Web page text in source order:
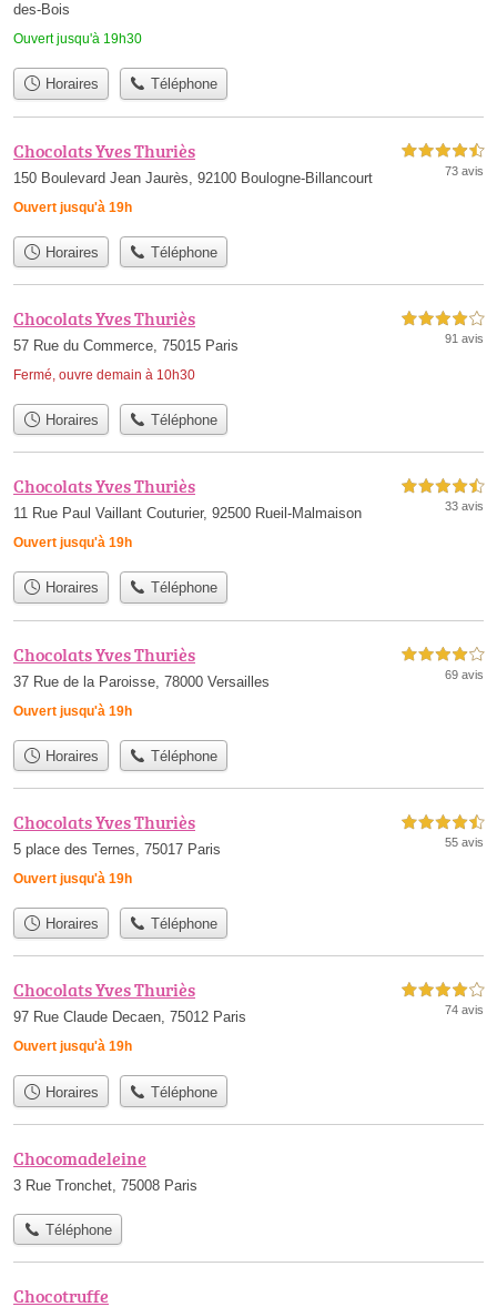
des-Bois
Ouvert jusqu'à 19h30
Horaires Téléphone
Chocolats Yves Thuriès
150 Boulevard Jean Jaurès, 92100 Boulogne-Billancourt
Ouvert jusqu'à 19h
4,5 étoiles sur 5
73 avis
Horaires Téléphone
Chocolats Yves Thuriès
57 Rue du Commerce, 75015 Paris
Fermé, ouvre demain à 10h30
4,0 étoiles sur 5
91 avis
Horaires Téléphone
Chocolats Yves Thuriès
11 Rue Paul Vaillant Couturier, 92500 Rueil-Malmaison
Ouvert jusqu'à 19h
4,5 étoiles sur 5
33 avis
Horaires Téléphone
Chocolats Yves Thuriès
37 Rue de la Paroisse, 78000 Versailles
Ouvert jusqu'à 19h
4,0 étoiles sur 5
69 avis
Horaires Téléphone
Chocolats Yves Thuriès
5 place des Ternes, 75017 Paris
Ouvert jusqu'à 19h
4,5 étoiles sur 5
55 avis
Horaires Téléphone
Chocolats Yves Thuriès
97 Rue Claude Decaen, 75012 Paris
Ouvert jusqu'à 19h
4,0 étoiles sur 5
74 avis
Horaires Téléphone
Chocomadeleine
3 Rue Tronchet, 75008 Paris
Téléphone
Chocotruffe